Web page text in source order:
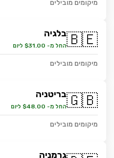
מיקומים מובילים
🇧🇪בלגיה
החל מ- $31.00 ליום
מיקומים מובילים
🇬🇧בריטניה
החל מ- $48.00 ליום
מיקומים מובילים
גרמניה